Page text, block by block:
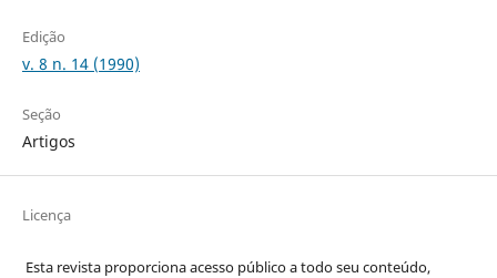
Edição
v. 8 n. 14 (1990)
Seção
Artigos
Licença
Esta revista proporciona acesso público a todo seu conteúdo,